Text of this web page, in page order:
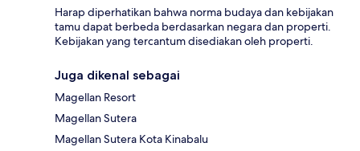
Harap diperhatikan bahwa norma budaya dan kebijakan
tamu dapat berbeda berdasarkan negara dan properti.
Kebijakan yang tercantum disediakan oleh properti.
Juga dikenal sebagai
Magellan Resort
Magellan Sutera
Magellan Sutera Kota Kinabalu